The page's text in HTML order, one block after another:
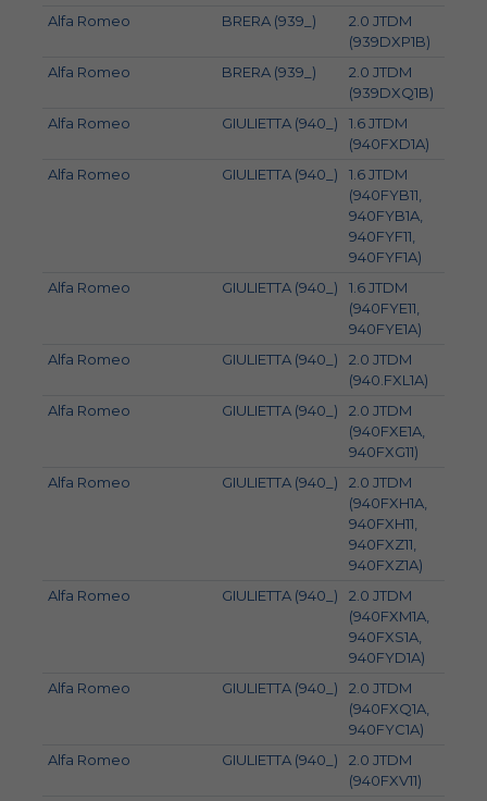
Alfa Romeo BRERA (939_)
2.0 JTDM
(939DXP1B)
Alfa Romeo BRERA (939_)
2.0 JTDM
(939DXQ1B)
Alfa Romeo GIULIETTA (940_)
1.6 JTDM
(940FXD1A)
Alfa Romeo GIULIETTA (940_)
1.6 JTDM
(940FYB11,
940FYB1A,
940FYF11,
940FYF1A)
Alfa Romeo GIULIETTA (940_)
1.6 JTDM
(940FYE11,
940FYE1A)
Alfa Romeo GIULIETTA (940_)
2.0 JTDM
(940.FXL1A)
Alfa Romeo GIULIETTA (940_)
2.0 JTDM
(940FXE1A,
940FXG11)
Alfa Romeo GIULIETTA (940_)
2.0 JTDM
(940FXH1A,
940FXH11,
940FXZ11,
940FXZ1A)
Alfa Romeo GIULIETTA (940_)
2.0 JTDM
(940FXM1A,
940FXS1A,
940FYD1A)
Alfa Romeo GIULIETTA (940_)
2.0 JTDM
(940FXQ1A,
940FYC1A)
Alfa Romeo GIULIETTA (940_)
2.0 JTDM
(940FXV11)